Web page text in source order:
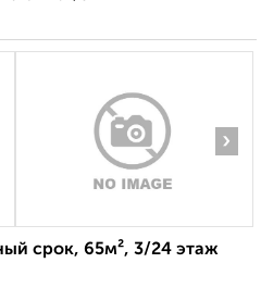
›
срок, 65м², 3/24 этаж